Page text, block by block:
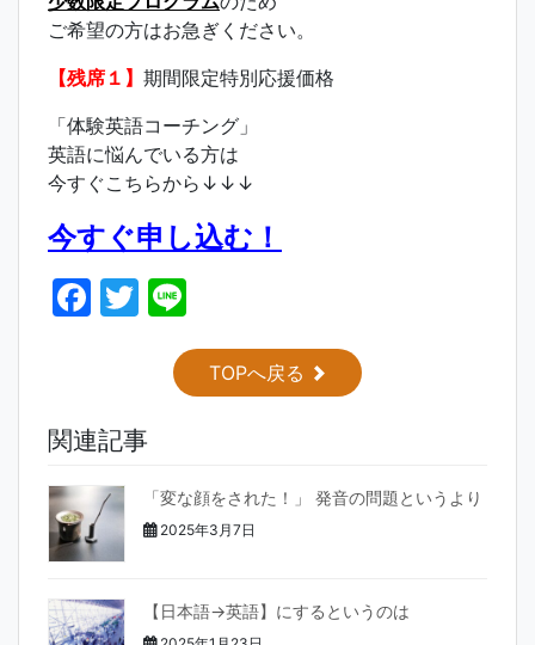
ご希望の方はお急ぎください。
【残席１】 期間限定特別応援価格
「体験英語コーチング」
英語に悩んでいる方は
今すぐこちらから↓↓↓
今すぐ申し込む！
F
b
o
o
k
T
itt
TOPへ戻る
関連記事
「変な顔をされた！」 発音の問題というより
2025年3月7日
【日本語→英語】にするというのは